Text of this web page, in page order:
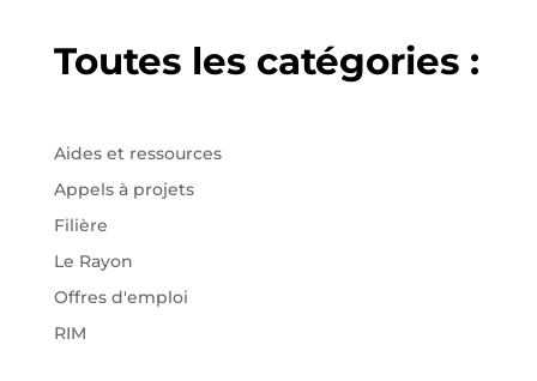
Toutes les catégories :
Aides et ressources
Appels à projets
Filière
Le Rayon
Offres d'emploi
RIM